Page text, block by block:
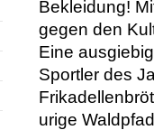
Bekleidung!
gegen den
Eine
Sportler des
urige